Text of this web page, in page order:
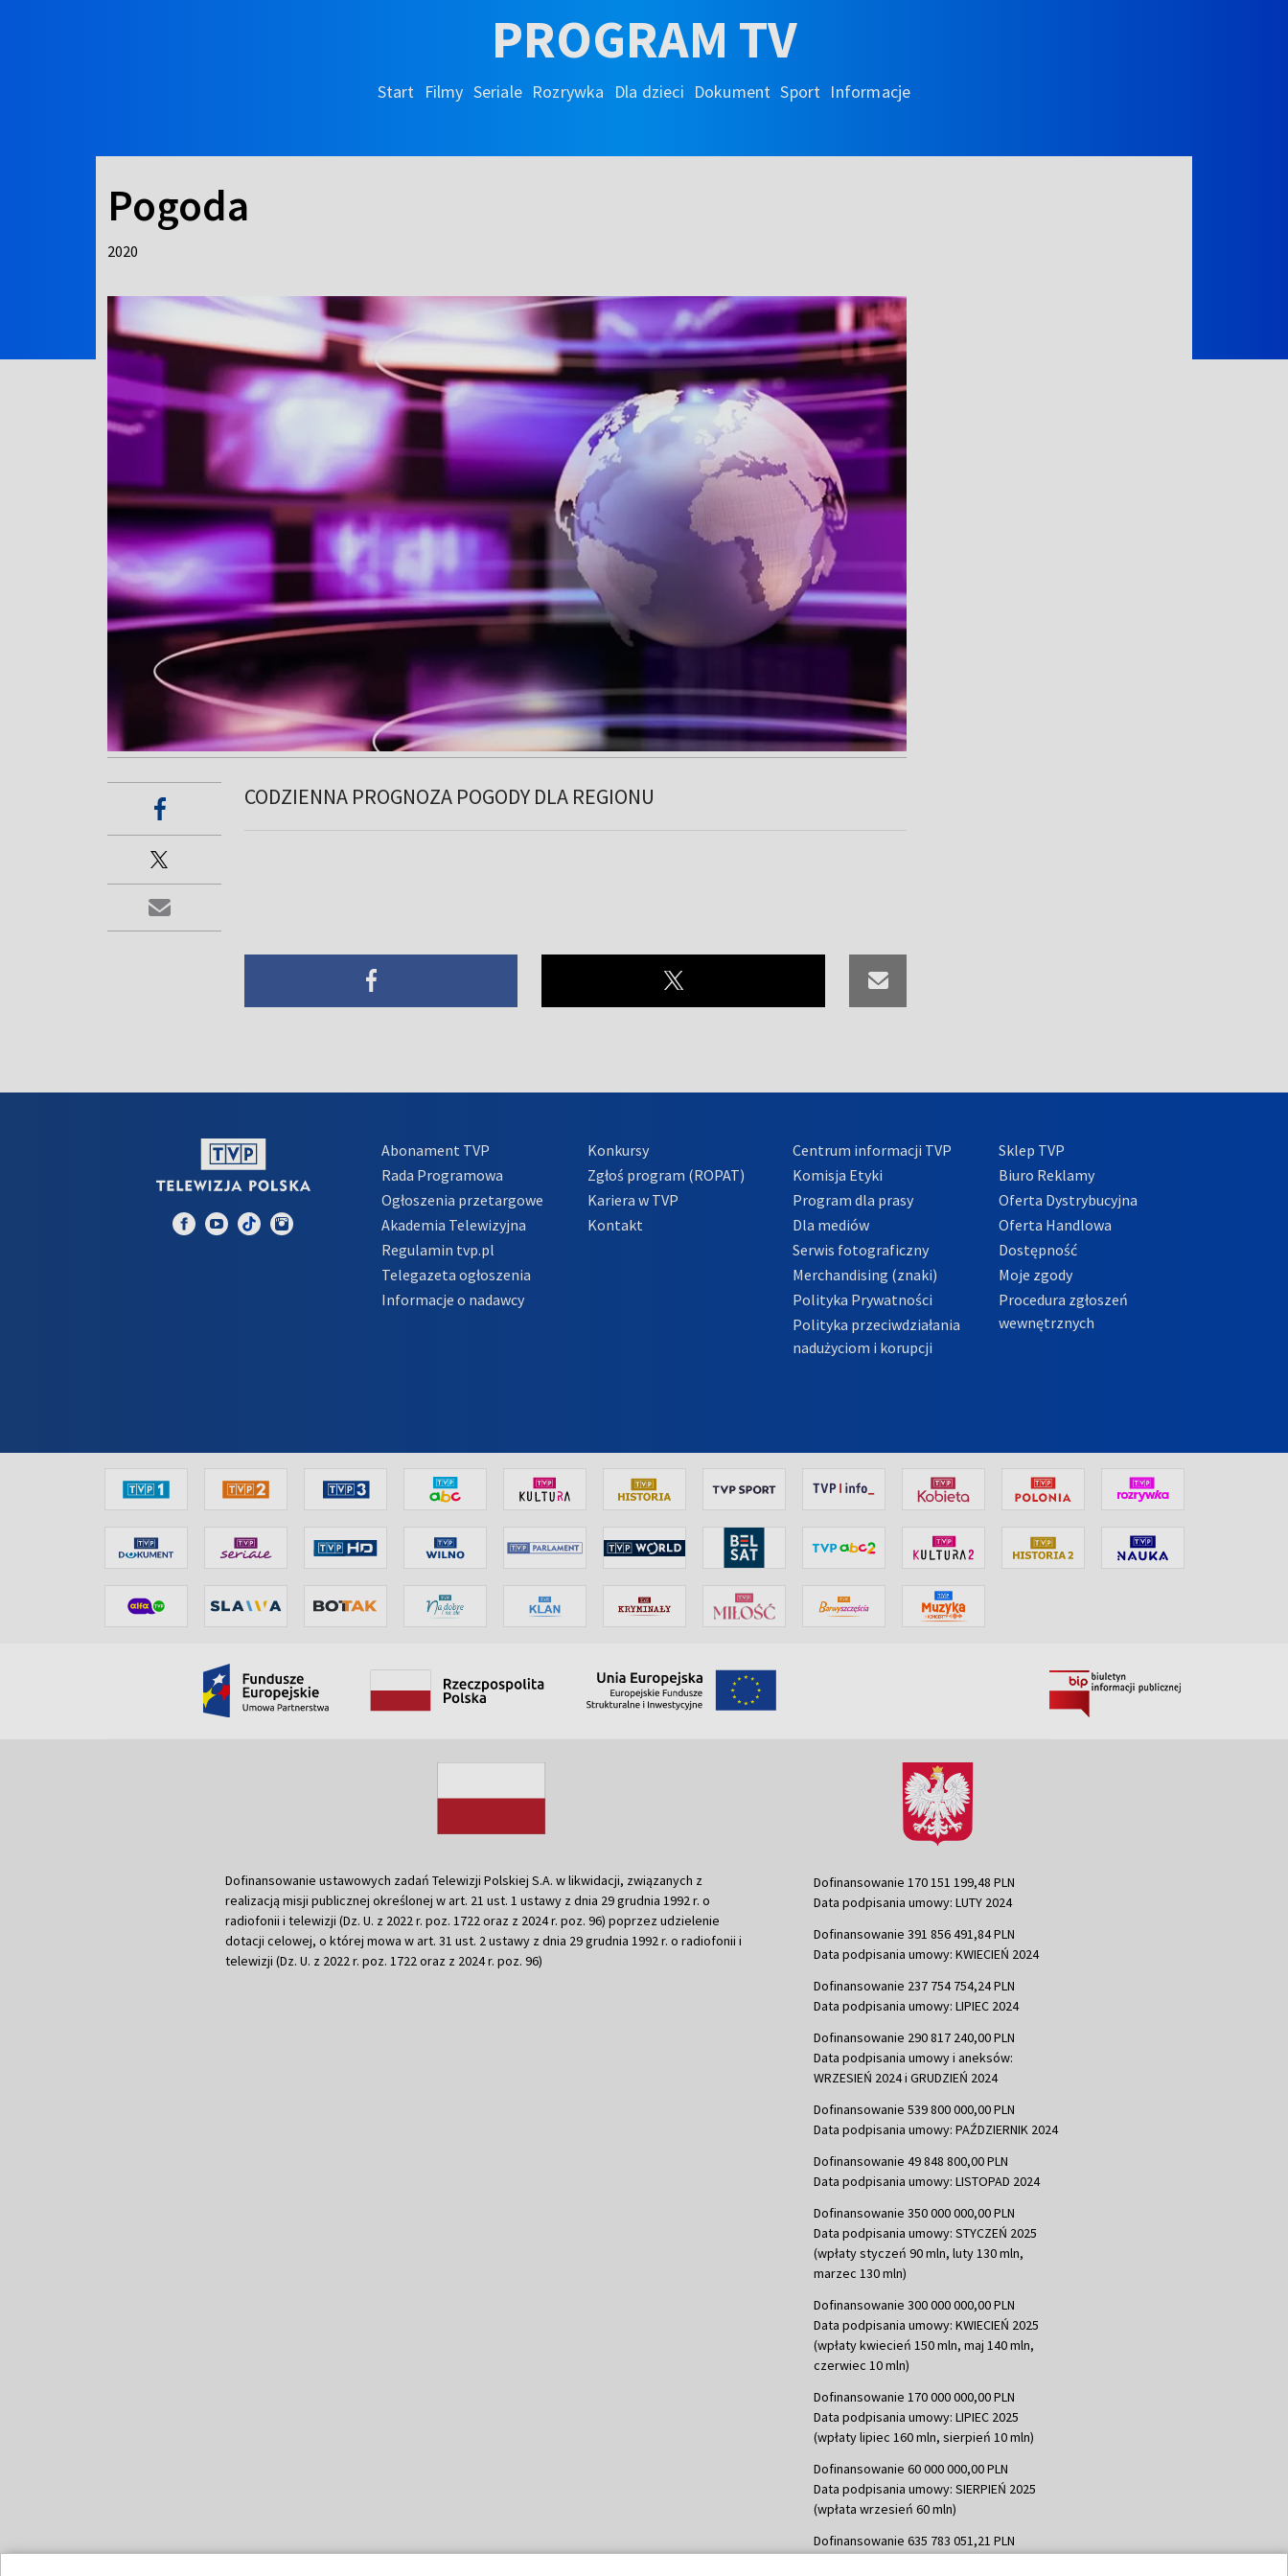
PROGRAM TV
Start Filmy Seriale Rozrywka Dla dzieci Dokument Sport Informacje
Pogoda
2020
CODZIENNA PROGNOZA POGODY DLA REGIONU
Abonament TVP
Rada Programowa
Ogłoszenia przetargowe
Akademia Telewizyjna
Regulamin tvp.pl
Telegazeta ogłoszenia
Informacje o nadawcy
Konkursy
Zgłoś program (ROPAT)
Kariera w TVP
Kontakt
Centrum informacji TVP
Komisja Etyki
Program dla prasy
Dla mediów
Serwis fotograficzny
Merchandising (znaki)
Polityka Prywatności
Polityka przeciwdziałania
nadużyciom i korupcji
Sklep TVP
Biuro Reklamy
Oferta Dystrybucyjna
Oferta Handlowa
Dostępność
Moje zgody
Procedura zgłoszeń
wewnętrznych
Dofinansowanie ustawowych zadań Telewizji Polskiej S.A. w likwidacji, związanych z
realizacją misji publicznej określonej w art. 21 ust. 1 ustawy z dnia 29 grudnia 1992 r. o
radiofonii i telewizji (Dz. U. z 2022 r. poz. 1722 oraz z 2024 r. poz. 96) poprzez udzielenie
dotacji celowej, o której mowa w art. 31 ust. 2 ustawy z dnia 29 grudnia 1992 r. o radiofonii i
telewizji (Dz. U. z 2022 r. poz. 1722 oraz z 2024 r. poz. 96)
Dofinansowanie 170 151 199,48 PLN
Data podpisania umowy: LUTY 2024
Dofinansowanie 391 856 491,84 PLN
Data podpisania umowy: KWIECIEŃ 2024
Dofinansowanie 237 754 754,24 PLN
Data podpisania umowy: LIPIEC 2024
Dofinansowanie 290 817 240,00 PLN
Data podpisania umowy i aneksów:
WRZESIEŃ 2024 i GRUDZIEŃ 2024
Dofinansowanie 539 800 000,00 PLN
Data podpisania umowy: PAŹDZIERNIK 2024
Dofinansowanie 49 848 800,00 PLN
Data podpisania umowy: LISTOPAD 2024
Dofinansowanie 350 000 000,00 PLN
Data podpisania umowy: STYCZEŃ 2025
(wpłaty styczeń 90 mln, luty 130 mln,
marzec 130 mln)
Dofinansowanie 300 000 000,00 PLN
Data podpisania umowy: KWIECIEŃ 2025
(wpłaty kwiecień 150 mln, maj 140 mln,
czerwiec 10 mln)
Dofinansowanie 170 000 000,00 PLN
Data podpisania umowy: LIPIEC 2025
(wpłaty lipiec 160 mln, sierpień 10 mln)
Dofinansowanie 60 000 000,00 PLN
Data podpisania umowy: SIERPIEŃ 2025
(wpłata wrzesień 60 mln)
Dofinansowanie 635 783 051,21 PLN